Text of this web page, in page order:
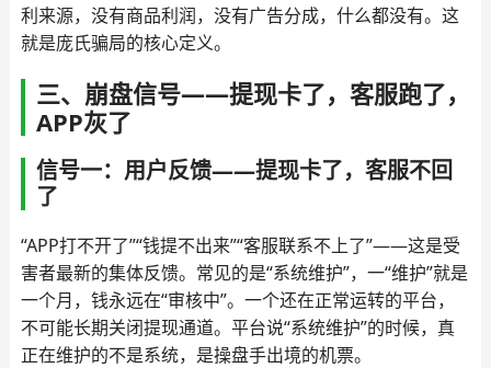
利来源，没有商品利润，没有广告分成，什么都没有。这
就是庞氏骗局的核心定义。
三、崩盘信号——提现卡了，客服跑了，
APP灰了
信号一：用户反馈——提现卡了，客服不回
了
“APP打不开了”“钱提不出来”“客服联系不上了”——这是受
害者最新的集体反馈。常见的是“系统维护”，一“维护”就是
一个月，钱永远在“审核中”。一个还在正常运转的平台，
不可能长期关闭提现通道。平台说“系统维护”的时候，真
正在维护的不是系统，是操盘手出境的机票。